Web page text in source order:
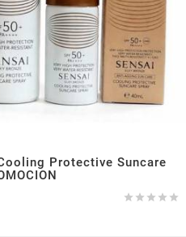
Protective Suncare
    